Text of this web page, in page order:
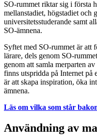
SO-rummet riktar sig i första
mellanstadiet, högstadiet och
universitetsstuderande samt
SO-ämnena.
Syftet med SO-rummet är att
lärare, dels genom SO-
genom att samla merparten
finns utspridda på Internet på
är att skapa inspiration, öka
ämnena.
Läs om vilka som står
Användning av